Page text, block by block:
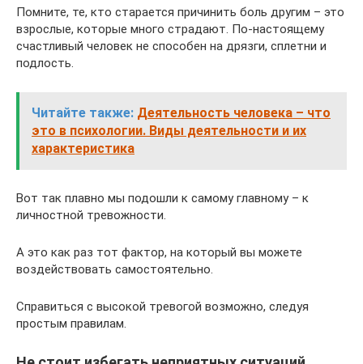
Помните, те, кто старается причинить боль другим – это
взрослые, которые много страдают. По-настоящему
счастливый человек не способен на дрязги, сплетни и
подлость.
Читайте также: Деятельность человека – что
это в психологии. Виды деятельности и их
характеристика
Вот так плавно мы подошли к самому главному – к
личностной тревожности.
А это как раз тот фактор, на который вы можете
воздействовать самостоятельно.
Справиться с высокой тревогой возможно, следуя
простым правилам.